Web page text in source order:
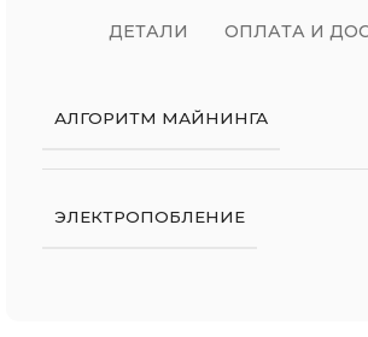
ДЕТАЛИ ОПЛАТА И
АЛГОРИТМ МАЙНИНГА
ЭЛЕКТРОПОБЛЕНИЕ